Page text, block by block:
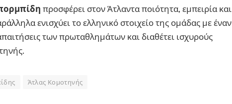
προσφέρει στον Άτλαντα ποιότητα, εμπειρία και
ενισχύει το ελληνικό στοιχείο της ομάδας με έναν
των πρωταθλημάτων και διαθέτει ισχυρούς
Άτλας Κομοτηνής